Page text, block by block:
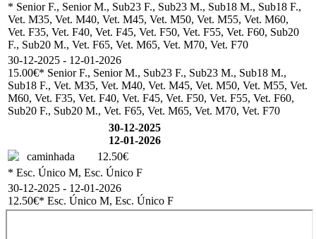
* Senior F., Senior M., Sub23 F., Sub23 M., Sub18 M., Sub18 F.,
Vet. M35, Vet. M40, Vet. M45, Vet. M50, Vet. M55, Vet. M60,
Vet. F35, Vet. F40, Vet. F45, Vet. F50, Vet. F55, Vet. F60, Sub20
F., Sub20 M., Vet. F65, Vet. M65, Vet. M70, Vet. F70
30-12-2025 - 12-01-2026
15.00€* Senior F., Senior M., Sub23 F., Sub23 M., Sub18 M.,
Sub18 F., Vet. M35, Vet. M40, Vet. M45, Vet. M50, Vet. M55, Vet.
M60, Vet. F35, Vet. F40, Vet. F45, Vet. F50, Vet. F55, Vet. F60,
Sub20 F., Sub20 M., Vet. F65, Vet. M65, Vet. M70, Vet. F70
30-12-2025
12-01-2026
caminhada
12.50€
* Esc. Único M, Esc. Único F
30-12-2025 - 12-01-2026
12.50€* Esc. Único M, Esc. Único F